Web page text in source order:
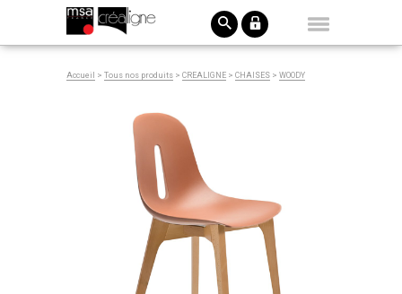
Accueil > Tous nos produits > CREALIGNE > CHAISES > WOODY